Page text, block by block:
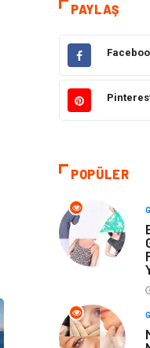
Bilgisayar ve
Yazılım
Güzellik
Bahçe Ev
PAYLAŞ
POPÜLER